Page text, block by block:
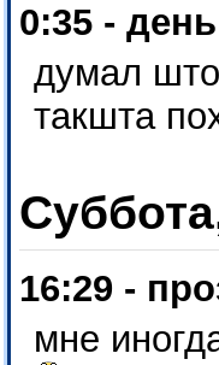
0:35 -
думал што
такшта
16:29 -
мне